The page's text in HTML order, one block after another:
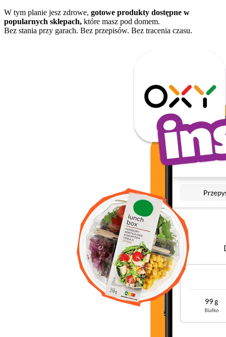
W tym planie jesz zdrowe, gotowe produkty dostępne w
popularnych sklepach, które masz pod domem.
Bez stania przy garach. Bez przepisów. Bez tracenia czasu.